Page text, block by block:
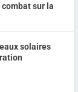
sur la
solaires